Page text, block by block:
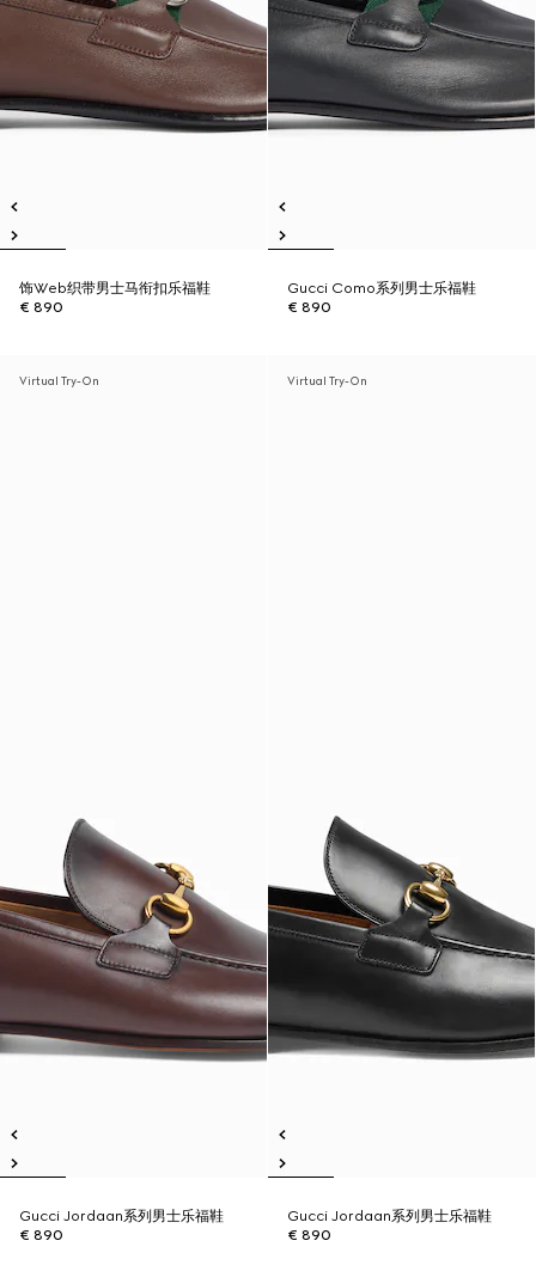
饰Web织带男士马衔扣乐福鞋
€ 890
Gucci Como系列男士乐福鞋
€ 890
Virtual Try-On
Gucci Jordaan系列男士乐福鞋
€ 890
Virtual Try-On
Gucci Jordaan系列男士乐福鞋
€ 890